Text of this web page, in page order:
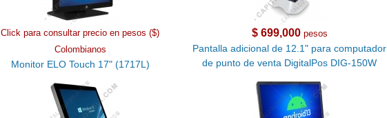
Click para consultar precio en pesos ($)
Colombianos
Monitor ELO Touch 17" (1717L)
$ 699,000pesos
Pantalla adicional de 12.1" para computador
de punto de venta DigitalPos DIG-150W